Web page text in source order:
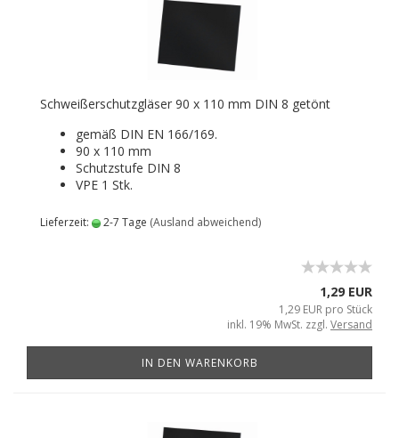
Schweißerschutzgläser 90 x 110 mm DIN 8 getönt
gemäß DIN EN 166/169.
90 x 110 mm
Schutzstufe DIN 8
VPE 1 Stk.
Lieferzeit: 2-7 Tage (Ausland abweichend)
1,29 EUR
1,29 EUR pro Stück
inkl. 19% MwSt. zzgl. Versand
IN DEN WARENKORB